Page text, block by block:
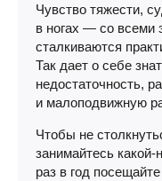
Чувство тяжести,
в ногах — со всеми
сталкиваются
Так дает о себе
недостаточность,
и малоподвижную
Чтобы не
занимайтесь какой-
раз в год